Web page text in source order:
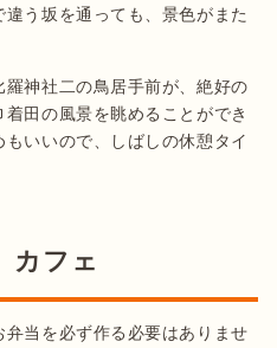
う坂を通っても、景色がまた
神社二の鳥居手前が、絶好の
田の風景を眺めることができ
いいので、しばしの休憩タイ
カフェ
当を必ず作る必要はありませ